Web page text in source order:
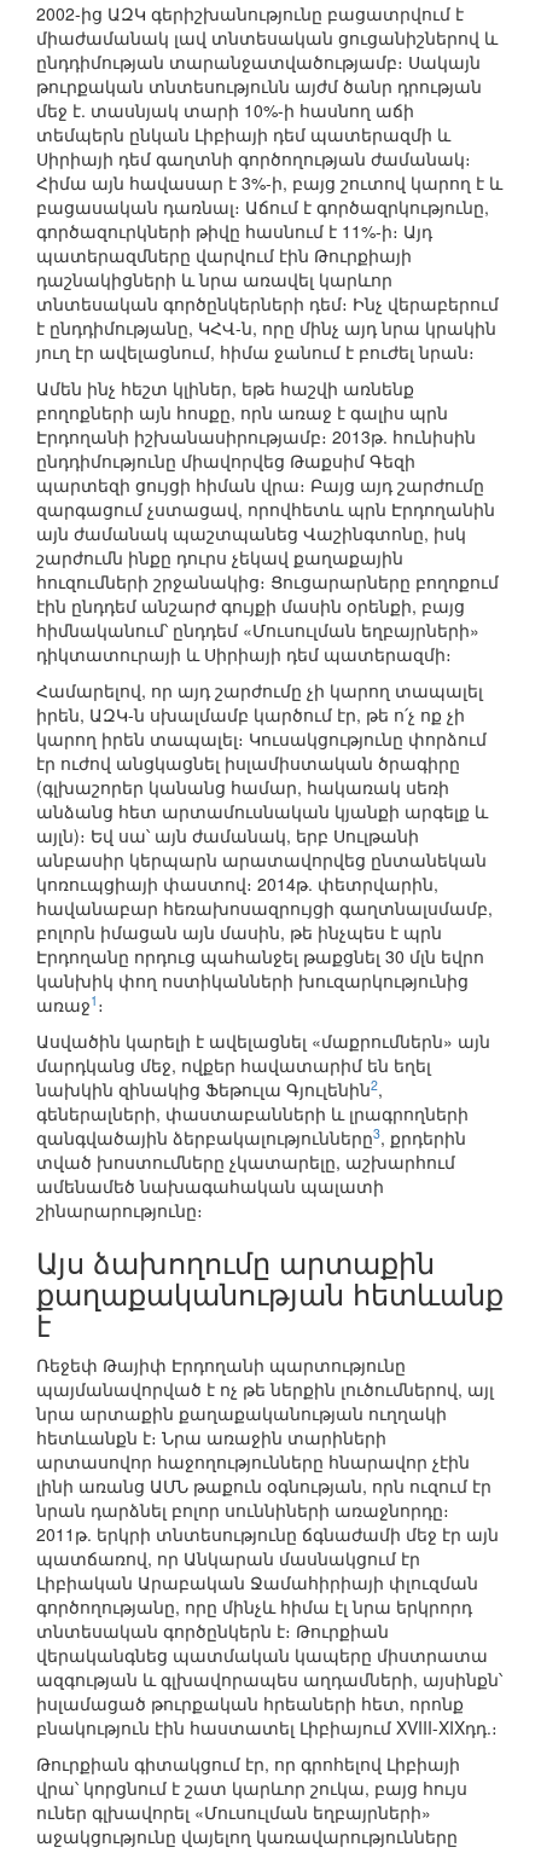
2002-ից ԱԶԿ գերիշխանությունը բացատրվում է
միաժամանակ լավ տնտեսական ցուցանիշներով և
ընդդիմության տարանջատվածությամբ։ Սակայն
թուրքական տնտեսությունն այժմ ծանր դրության
մեջ է. տասնյակ տարի 10%-ի հասնող աճի
տեմպերն ընկան Լիբիայի դեմ պատերազմի և
Սիրիայի դեմ գաղտնի գործողության ժամանակ։
Հիմա այն հավասար է 3%-ի, բայց շուտով կարող է և
բացասական դառնալ։ Աճում է գործազրկությունը,
գործազուրկների թիվը հասնում է 11%-ի։ Այդ
պատերազմները վարվում էին Թուրքիայի
դաշնակիցների և նրա առավել կարևոր
տնտեսական գործընկերների դեմ։ Ինչ վերաբերում
է ընդդիմությանը, ԿՀՎ-ն, որը մինչ այդ նրա կրակին
յուղ էր ավելացնում, հիմա ջանում է բուժել նրան։
Ամեն ինչ հեշտ կլիներ, եթե հաշվի առնենք
բողոքների այն հոսքը, որն առաջ է գալիս պրն
Էրդողանի իշխանասիրությամբ։ 2013թ. հունիսին
ընդդիմությունը միավորվեց Թաքսիմ Գեզի
պարտեզի ցույցի հիման վրա։ Բայց այդ շարժումը
զարգացում չստացավ, որովհետև պրն Էրդողանին
այն ժամանակ պաշտպանեց Վաշինգտոնը, իսկ
շարժումն ինքը դուրս չեկավ քաղաքային
հուզումների շրջանակից։ Ցուցարարները բողոքում
էին ընդդեմ անշարժ գույքի մասին օրենքի, բայց
հիմնականում՝ ընդդեմ «Մուսուլման եղբայրների»
դիկտատուրայի և Սիրիայի դեմ պատերազմի։
Համարելով, որ այդ շարժումը չի կարող տապալել
իրեն, ԱԶԿ-ն սխալմամբ կարծում էր, թե ո՛չ ոք չի
կարող իրեն տապալել։ Կուսակցությունը փորձում
էր ուժով անցկացնել իսլամիստական ծրագիրը
(գլխաշորեր կանանց համար, հակառակ սեռի
անձանց հետ արտամուսնական կյանքի արգելք և
այլն)։ Եվ սա՝ այն ժամանակ, երբ Սուլթանի
անբասիր կերպարն արատավորվեց ընտանեկան
կոռուպցիայի փաստով։ 2014թ. փետրվարին,
հավանաբար հեռախոսազրույցի գաղտնալսմամբ,
բոլորն իմացան այն մասին, թե ինչպես է պրն
Էրդողանը որդուց պահանջել թաքցնել 30 մլն եվրո
կանխիկ փող ոստիկանների խուզարկությունից
առաջ1 ։
Ասվածին կարելի է ավելացնել «մաքրումներն» այն
մարդկանց մեջ, ովքեր հավատարիմ են եղել
նախկին զինակից Ֆեթուլա Գյուլենին2,
գեներալների, փաստաբանների և լրագրողների
զանգվածային ձերբակալությունները3, քրդերին
տված խոստումները չկատարելը, աշխարհում
ամենամեծ նախագահական պալատի
շինարարությունը։
Այս ձախողումը արտաքին
քաղաքականության հետևանք
է
Ռեջեփ Թայիփ Էրդողանի պարտությունը
պայմանավորված է ոչ թե ներքին լուծումներով, այլ
նրա արտաքին քաղաքականության ուղղակի
հետևանքն է։ Նրա առաջին տարիների
արտասովոր հաջողությունները հնարավոր չէին
լինի առանց ԱՄՆ թաքուն օգնության, որն ուզում էր
նրան դարձնել բոլոր սուննիների առաջնորդը։
2011թ. երկրի տնտեսությունը ճգնաժամի մեջ էր այն
պատճառով, որ Անկարան մասնակցում էր
Լիբիական Արաբական Ջամահիրիայի փլուզման
գործողությանը, որը մինչև հիմա էլ նրա երկրորդ
տնտեսական գործընկերն է։ Թուրքիան
վերականգնեց պատմական կապերը միստրատա
ազգության և գլխավորապես աղդամների, այսինքն՝
իսլամացած թուրքական հրեաների հետ, որոնք
բնակություն էին հաստատել Լիբիայում XVIII-XIXդդ.։
Թուրքիան գիտակցում էր, որ գրոհելով Լիբիայի
վրա՝ կորցնում է շատ կարևոր շուկա, բայց հույս
ուներ գլխավորել «Մուսուլման եղբայրների»
աջակցությունը վայելող կառավարությունները